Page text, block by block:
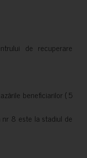
de recuperare
beneficiarilor ( 5
8 este la stadiul de